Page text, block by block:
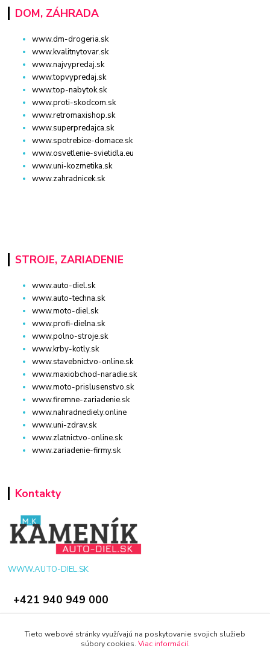
DOM, ZÁHRADA
www.dm-drogeria.sk
www.kvalitnytovar.sk
www.najvypredaj.sk
www.topvypredaj.sk
www.top-nabytok.sk
www.proti-skodcom.sk
www.retromaxishop.sk
www.superpredajca.sk
www.spotrebice-domace.sk
www.osvetlenie-svietidla.eu
www.uni-kozmetika.sk
www.zahradnicek.sk
STROJE, ZARIADENIE
www.auto-diel.sk
www.auto-techna.sk
www.moto-diel.sk
www.profi-dielna.sk
www.polno-stroje.sk
www.krby-kotly.sk
www.stavebnictvo-online.sk
www.maxiobchod-naradie.sk
www.moto-prislusenstvo.sk
www.firemne-zariadenie.sk
www.nahradnediely.online
www.uni-zdrav.sk
www.zlatnictvo-online.sk
www.zariadenie-firmy.sk
Kontakty
WWW.AUTO-DIEL.SK
+421 940 949 000
Tieto webové stránky využívajú na poskytovanie svojich služieb
súbory cookies. Viac informácií.